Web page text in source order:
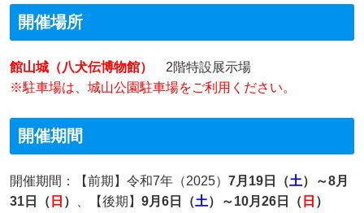
開催場所
館山城（八犬伝博物館）
2階特設展示場
※駐車場は、城山公園駐車場をご利用ください。
開催期間
開催期間：【前期】令和7年（2025） 7月19日（土）～8月
31日（ 日 ） 、【後期】 9月6日（土）～10月26日（ 日 ）